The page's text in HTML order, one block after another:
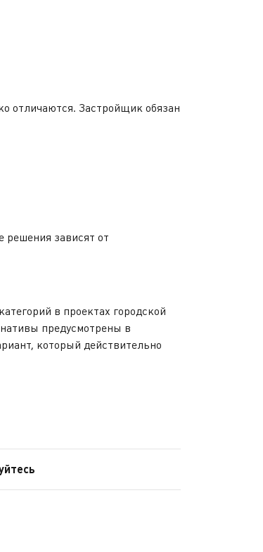
отличаются. Застройщик обязан
решения зависят от
в проектах городской
предусмотрены в
который действительно